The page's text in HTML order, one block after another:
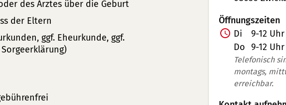
des Arztes über die Geburt
der Eltern
ggf. Eheurkunde, ggf.
Öffnungszeiten
Di
9-12
Do 9-12
Z
z
Telefonisch
montags,
erreichbar.